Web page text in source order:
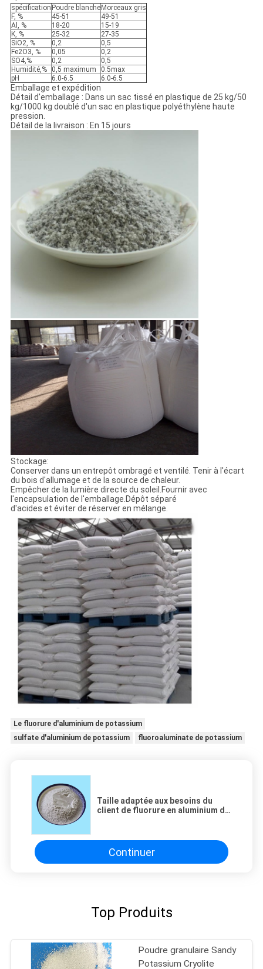
spécification Poudre blanche Morceaux gris
F, %
45-51
49-51
Al, %
18-20
15-19
K, %
25-32
27-35
SiO2, %
0,2
0,5
Fe2O3, %
0,05
0,2
SO4,%
0,2
0,5
Humidité,%
0,5 maximum
0.5max
pH
6.0-6.5 6.0-6.5
Emballage et expédition
Détail d'emballage : Dans un sac tissé en plastique de 25 kg/50
kg/1000 kg doublé d'un sac en plastique polyéthylène haute
pression.
Détail de la livraison : En 15 jours
Stockage:
Conserver dans un entrepôt ombragé et ventilé. Tenir à l'écart
du bois d'allumage et de la source de chaleur.
Empêcher de la lumière directe du soleil.Fournir avec
l'encapsulation de l'emballage.Dépôt séparé
d'acides et éviter de réserver en mélange.
Le fluorure d'aluminium de potassium
sulfate d'aluminium de potassium
fluoroaluminate de potassium
Taille adaptée aux besoins du
client de fluorure en aluminium de
Continuer
Top Produits
Poudre granulaire Sandy
Potassium Cryolite